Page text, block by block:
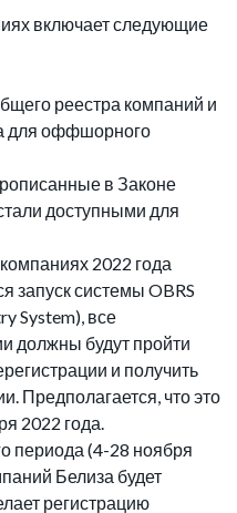
включает следующие
реестра компаний и
для оффшорного
в Законе
доступными для
2022 года
запуск системы OBRS
System), все
будут пройти
и получить
Предполагается, что это
2022 года.
периода (4-28 ноября
Белиза будет
регистрацию